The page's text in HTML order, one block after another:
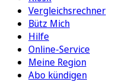
Vergleichsrechner
Bütz Mich
Hilfe
Online-Service
Meine Region
Abo kündigen